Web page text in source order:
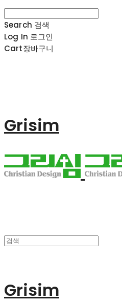
Search 검색
Log In 로그인
Cart장바구니
Grisim
Grisim